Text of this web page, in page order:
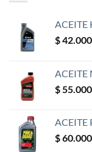
ACEITE
$42.000
ACEITE
$55.000
ACEITE
$60.000